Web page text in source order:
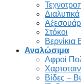
Διαλυτικά
Στόκοι
Βερνίκια
Αναλώσιμα
Αφροί
Βίδες –